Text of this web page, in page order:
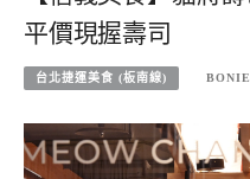
平價現握壽司
台北捷運美食 (板南線)